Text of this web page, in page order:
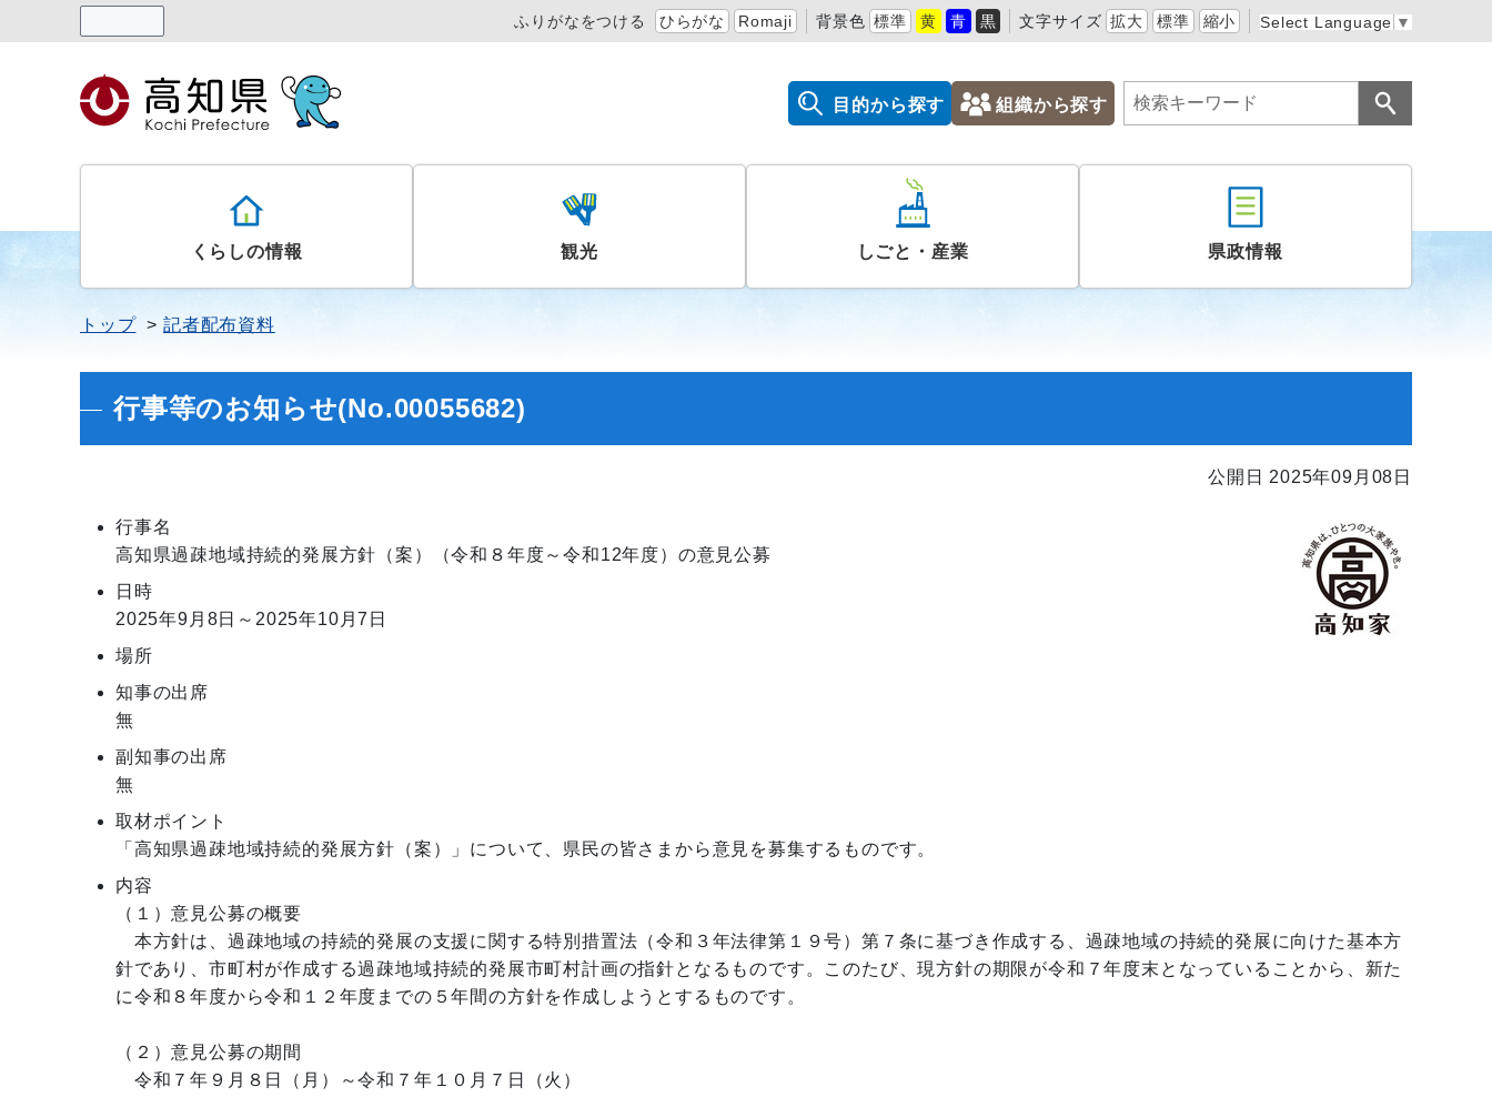
ふりがなをつける ひらがな Romaji 背景色 標準 黄 青 黒 文字サイズ 拡大 標準 縮小 Select Language ▼
目的から探す 組織から探す
くらしの情報 観光 しごと・産業 県政情報
トップ 記者配布資料
行事等のお知らせ(No.00055682)
公開日 2025年09月08日
行事名
高知県過疎地域持続的発展方針（案）（令和８年度～令和12年度）の意見公募
日時
2025年9月8日～2025年10月7日
場所
知事の出席
無
副知事の出席
無
取材ポイント
「高知県過疎地域持続的発展方針（案）」について、県民の皆さまから意見を募集するものです。
内容
（１）意見公募の概要
本方針は、過疎地域の持続的発展の支援に関する特別措置法（令和３年法律第１９号）第７条に基づき作成する、過疎地域の持続的発展に向けた基本方
針であり、市町村が作成する過疎地域持続的発展市町村計画の指針となるものです。このたび、現方針の期限が令和７年度末となっていることから、新た
に令和８年度から令和１２年度までの５年間の方針を作成しようとするものです。
（２）意見公募の期間
令和７年９月８日（月）～令和７年１０月７日（火）